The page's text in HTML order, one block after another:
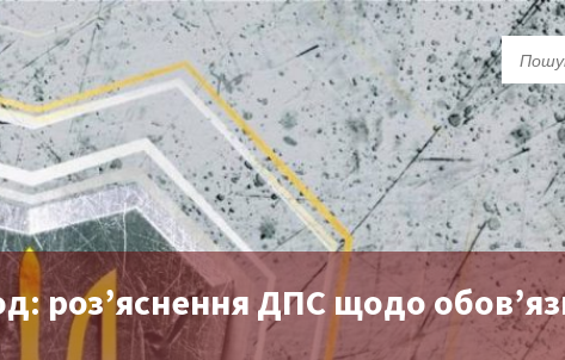
роз’яснення ДПС щодо